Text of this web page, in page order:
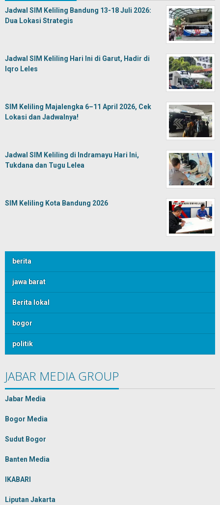
Jadwal SIM Keliling Bandung 13-18 Juli 2026:
Dua Lokasi Strategis
Jadwal SIM Keliling Hari Ini di Garut, Hadir di
Iqro Leles
SIM Keliling Majalengka 6–11 April 2026, Cek
Lokasi dan Jadwalnya!
Jadwal SIM Keliling di Indramayu Hari Ini,
Tukdana dan Tugu Lelea
SIM Keliling Kota Bandung 2026
berita
jawa barat
Berita lokal
bogor
politik
JABAR MEDIA GROUP
Jabar Media
Bogor Media
Sudut Bogor
Banten Media
IKABARI
Liputan Jakarta